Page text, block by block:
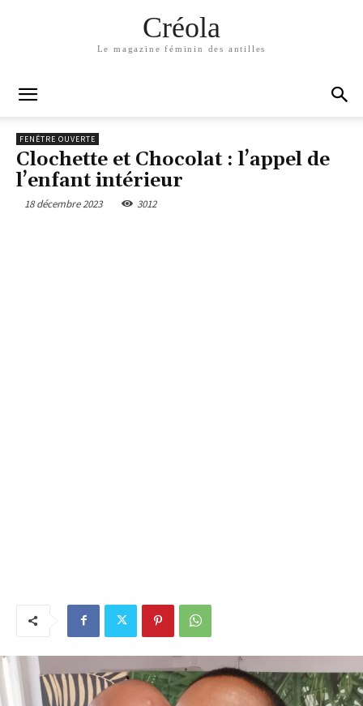
Créola
Le magazine féminin des antilles
FENÊTRE OUVERTE
Clochette et Chocolat : l’appel de
l’enfant intérieur
18 décembre 2023 3012